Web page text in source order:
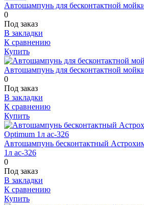
Автошампунь для бесконтактной
0
Под заказ
В закладки
К сравнению
Купить
Автошампунь для бесконтактной
0
Под заказ
В закладки
К сравнению
Купить
Автошампунь бесконтактный
1л ас-326
0
Под заказ
В закладки
К сравнению
Купить